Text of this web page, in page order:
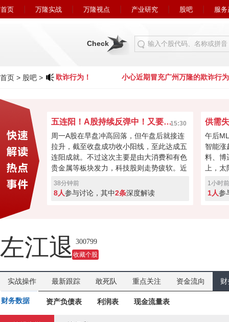
首页 万隆实战 万隆视点 产业研究 股吧 服
Check
首页 > 股吧 >
充广州万隆的欺诈行为！ 小心近期冒充广州万隆的欺诈行为
五连阳！A股持续反弹中！又要回到4000点了？15:30
周一A股在早盘冲高回落，但午盘后就接连
拉升，截至收盘成功收小阳线，至此达成五
连阳成就。不过这次主要是由大消费和有色
贵金属等板块发力，科技股则走势疲软。近
期大盘板块轮动速度较快，资金在科技和非
科技之间来回蹦跶，如今沪指面临年线考
38分钟前
8人参与讨论，其中2条深度解读
午后
智能涨
料、博
上，
业绩
1小时前
1人参
左江退 300799
收藏个股
实战操作 最新跟踪 敢死队 重点关注 资金流向
财务数据 资产负债表 利润表 现金流量表